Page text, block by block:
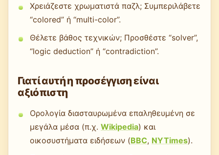
Χρειάζεστε χρωματιστά παζλ; Συμπεριλάβετε
“colored” ή “multi-color”.
Θέλετε βάθος τεχνικών; Προσθέστε “solver”,
“logic deduction” ή “contradiction”.
Γιατί αυτή η προσέγγιση είναι
αξιόπιστη
Ορολογία διασταυρωμένα επαληθευμένη σε
μεγάλα μέσα (π.χ. Wikipedia) και
οικοσυστήματα ειδήσεων (BBC, NYTimes).